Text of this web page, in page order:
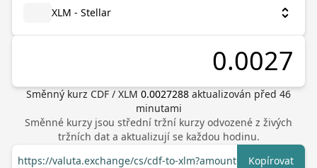
XLM - Stellar
Směnný kurz CDF / XLM 0.0027288 aktualizován před 46
minutami
Směnné kurzy jsou střední tržní kurzy odvozené z živých
tržních dat a aktualizují se každou hodinu.
https://valuta.exchange/cs/cdf-to-xlm?amount=1
Kopírovat